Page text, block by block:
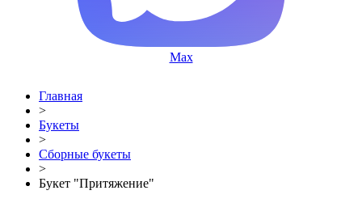
Max
Главная
>
Букеты
>
Сборные букеты
>
Букет "Притяжение"